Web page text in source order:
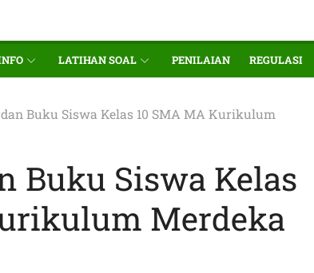
LATIHAN SOAL PENILAIAN REGULASI
Buku Siswa Kelas 10 SMA MA Kurikulum
Buku Siswa Kelas
Merdeka